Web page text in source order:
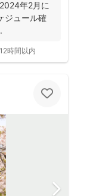
年2月に
ジュール確
12時間以内